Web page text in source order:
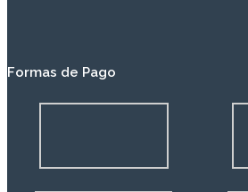
Formas de Pago